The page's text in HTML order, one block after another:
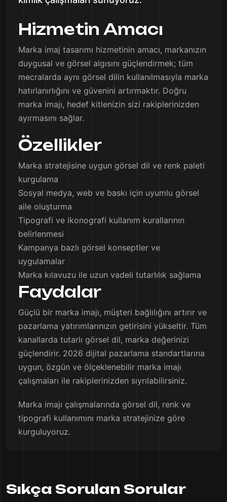
Hizmetin Amacı
Marka imaj tasarımı hizmetinin amacı, markanızın
duygusal ve görsel algısını güçlendirmek; tüm
mecralarda aynı görsel dilin kullanılmasıyla marka
hatırlanırlığını ve güvenini artırmaktır. Doğru
marka imajı, hedef kitlenizin sizi rakiplerinizden
ayırmasını sağlar.
Özellikler
Marka stratejisine uygun görsel dil ve renk paleti
kurgulama
Sosyal medya, web ve baskı için uyumlu görsel
aile oluşturma
Tipografi ve ikonografi kullanım kurallarının
belirlenmesi
Kampanya bazlı görsel konseptler ve
uygulamalar
Marka kılavuzu ile uzun vadeli tutarlılık sağlama
Faydalar
Güçlü bir marka imajı, müşteri bağlılığını artırır ve
pazarlama yatırımlarınızın getirisini yükseltir. Tüm
kanallarda tutarlı görsel dil, marka değerinizi
güçlendirir. 2026 dijital pazarlama standartlarına
uygun, özgün ve ölçeklenebilir marka imajı
çalışmaları ile rakiplerinizden sıyrılabilirsiniz.
Marka imajı çalışmalarında görsel dil, renk ve
tipografi kullanımını marka stratejinize göre
kurguluyoruz.
Sıkça Sorulan Sorular